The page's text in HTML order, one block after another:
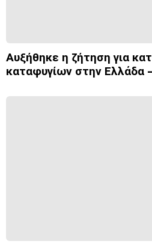
Αυξήθηκε η ζήτηση για
καταφυγίων στην Ελλάδα